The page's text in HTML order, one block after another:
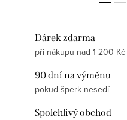
Dárek zdarma
při nákupu nad 1 200 Kč
90 dní na výměnu
pokud šperk nesedí
Spolehlivý obchod